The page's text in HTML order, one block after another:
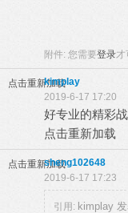
附件: 您需要登录才
点击重新加载
kimplay
2019-6-17 17:20
好专业的精彩
点击重新加载
点击重新加载sheng102648
2019-6-17 17:23
引用: kimplay